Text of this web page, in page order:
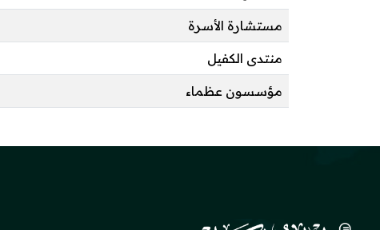
مستشارة الأسرة
منتدى الكفيل
مؤسسون عظماء